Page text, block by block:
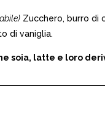
Zucchero, burro di
di vaniglia.
soia, latte e loro